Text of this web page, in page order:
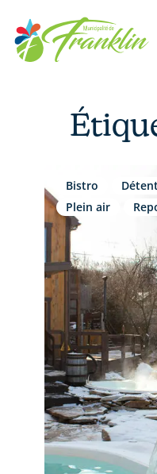
contenu
Bistro
Plein air